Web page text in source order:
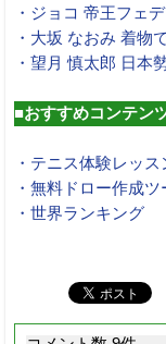
・ジョコ 帝王フェ
・大坂 なおみ 着物
・望月 慎太郎 日本
■おすすめコンテン
・テニス体験レッス
・無料ドロー作成ツ
・世界ランキング